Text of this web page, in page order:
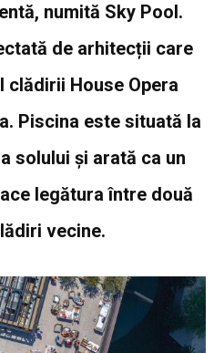
numită Sky Pool.
de arhitecții care
clădirii House Opera
Piscina este situată la
solului și arată ca un
legătura între două
vecine.